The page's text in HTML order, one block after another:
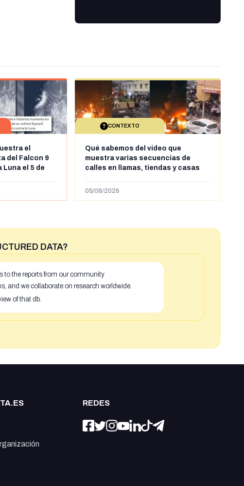
el
del Falcon 9
Luna el 5 de
CONTEXTO
Qué sabemos del vídeo que
muestra varias secuencias de
calles en llamas, tiendas y casas
supuestamente en España tras la
05/08/2026
DATA?
to the reports from our community
and we collaborate on research worldwide.
of that db.
REDES